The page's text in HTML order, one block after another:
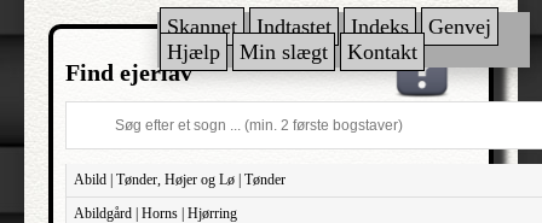
Skannet Indtastet Indeks
Genvej
Hjælp
Min slægt Kontakt
Find ejerlav
Abild | Tønder, Højer og Lø | Tønder
Abildgård | Horns | Hjørring